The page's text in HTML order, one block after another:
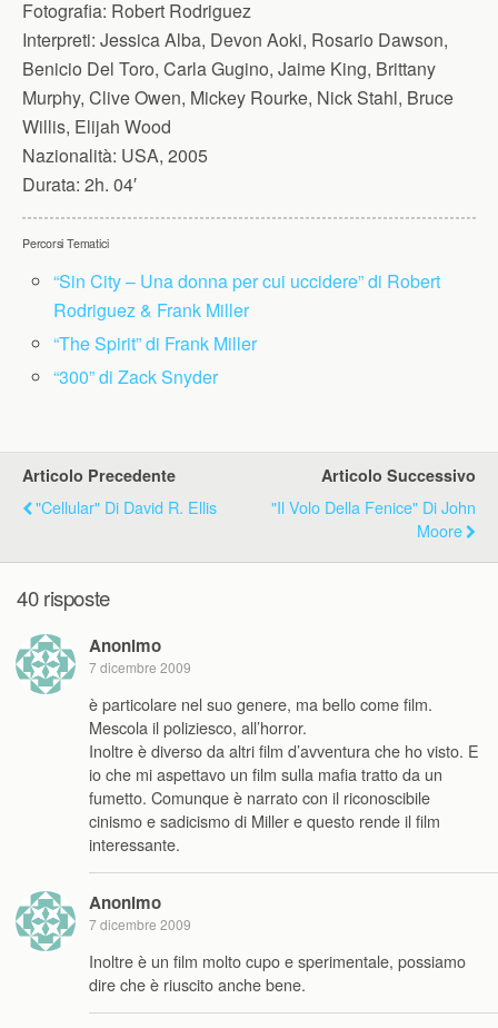
Fotografia: Robert Rodriguez
Interpreti: Jessica Alba, Devon Aoki, Rosario Dawson,
Benicio Del Toro, Carla Gugino, Jaime King, Brittany
Murphy, Clive Owen, Mickey Rourke, Nick Stahl, Bruce
Willis, Elijah Wood
Nazionalità: USA, 2005
Durata: 2h. 04′
Percorsi Tematici
“Sin City – Una donna per cui uccidere” di Robert
Rodriguez & Frank Miller
“The Spirit” di Frank Miller
“300” di Zack Snyder
Articolo Precedente
"Cellular" Di David R. Ellis
Articolo Successivo
"Il Volo Della Fenice" Di John
Moore
40 risposte
Anonimo
7 dicembre 2009
è particolare nel suo genere, ma bello come film.
Mescola il poliziesco, all’horror.
Inoltre è diverso da altri film d’avventura che ho visto. E
io che mi aspettavo un film sulla mafia tratto da un
fumetto. Comunque è narrato con il riconoscibile
cinismo e sadicismo di Miller e questo rende il film
interessante.
Anonimo
7 dicembre 2009
Inoltre è un film molto cupo e sperimentale, possiamo
dire che è riuscito anche bene.